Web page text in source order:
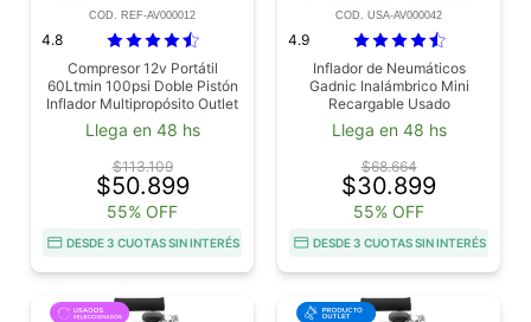
COD. REF-AV000012
4.8
Compresor 12v Portátil
60Ltmin 100psi Doble Pistón
Inflador Multipropósito Outlet
Llega en 48 hs
$113.109
$50.899
55% OFF
DESDE 3 CUOTAS SIN INTERÉS
COD. USA-AV000042
4.9
Inflador de Neumáticos
Gadnic Inalámbrico Mini
Recargable Usado
Llega en 48 hs
$68.664
$30.899
55% OFF
DESDE 3 CUOTAS SIN INTERÉS